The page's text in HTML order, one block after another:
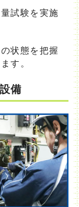
試験を実施
状態を把握
す。
備